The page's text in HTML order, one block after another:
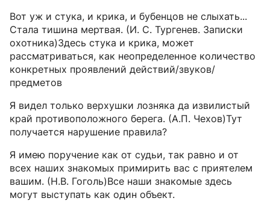
Вот уж и стука, и крика, и бубенцов не слыхать...
Стала тишина мертвая. (И. С. Тургенев. Записки
охотника)Здесь стука и крика, может
рассматриваться, как неопределенное количество
конкретных проявлений действий/звуков/
предметов
Я видел только верхушки лозняка да извилистый
край противоположного берега. (А.П. Чехов)Тут
получается нарушение правила?
Я имею поручение как от судьи, так равно и от
всех наших знакомых примирить вас с приятелем
вашим. (Н.В. Гоголь)Все наши знакомые здесь
могут выступать как один объект.